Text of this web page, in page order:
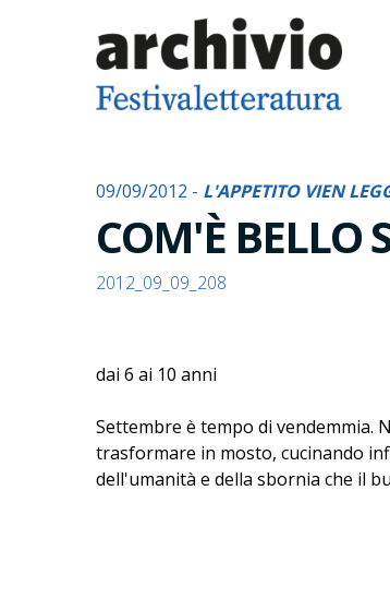
09/09/2012 - L'APPETITO VIEN
COM'È BELLO
2012_09_09_208
dai 6 ai 10 anni
Settembre è tempo di vendemmia.
trasformare in mosto, cucinando
dell'umanità e della sbornia che il